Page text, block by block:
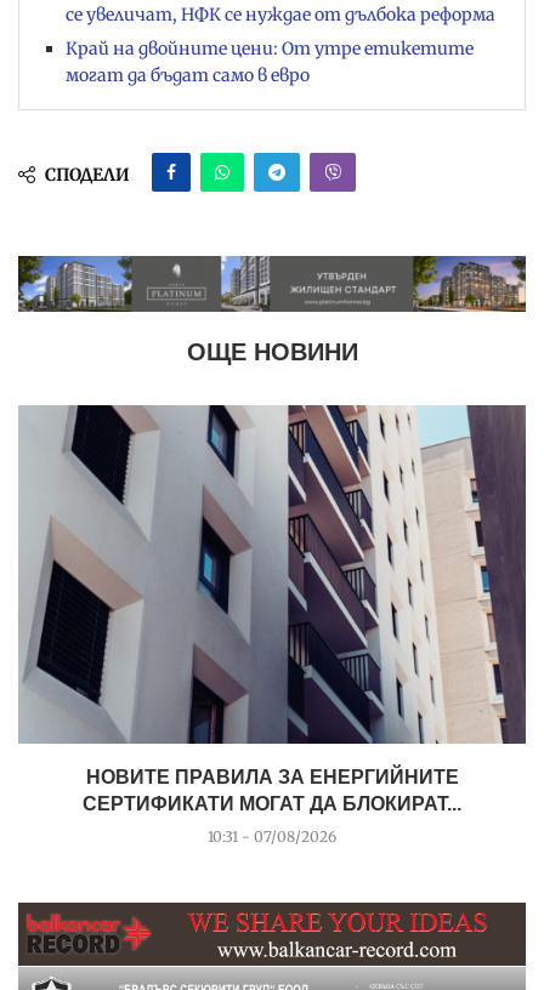
се увеличат, НФК се нуждае от дълбока реформа
Край на двойните цени: От утре етикетите
могат да бъдат само в евро
СПОДЕЛИ
ОЩЕ НОВИНИ
НОВИТЕ ПРАВИЛА ЗА ЕНЕРГИЙНИТЕ
СЕРТИФИКАТИ МОГАТ ДА БЛОКИРАТ...
10:31 - 07/08/2026